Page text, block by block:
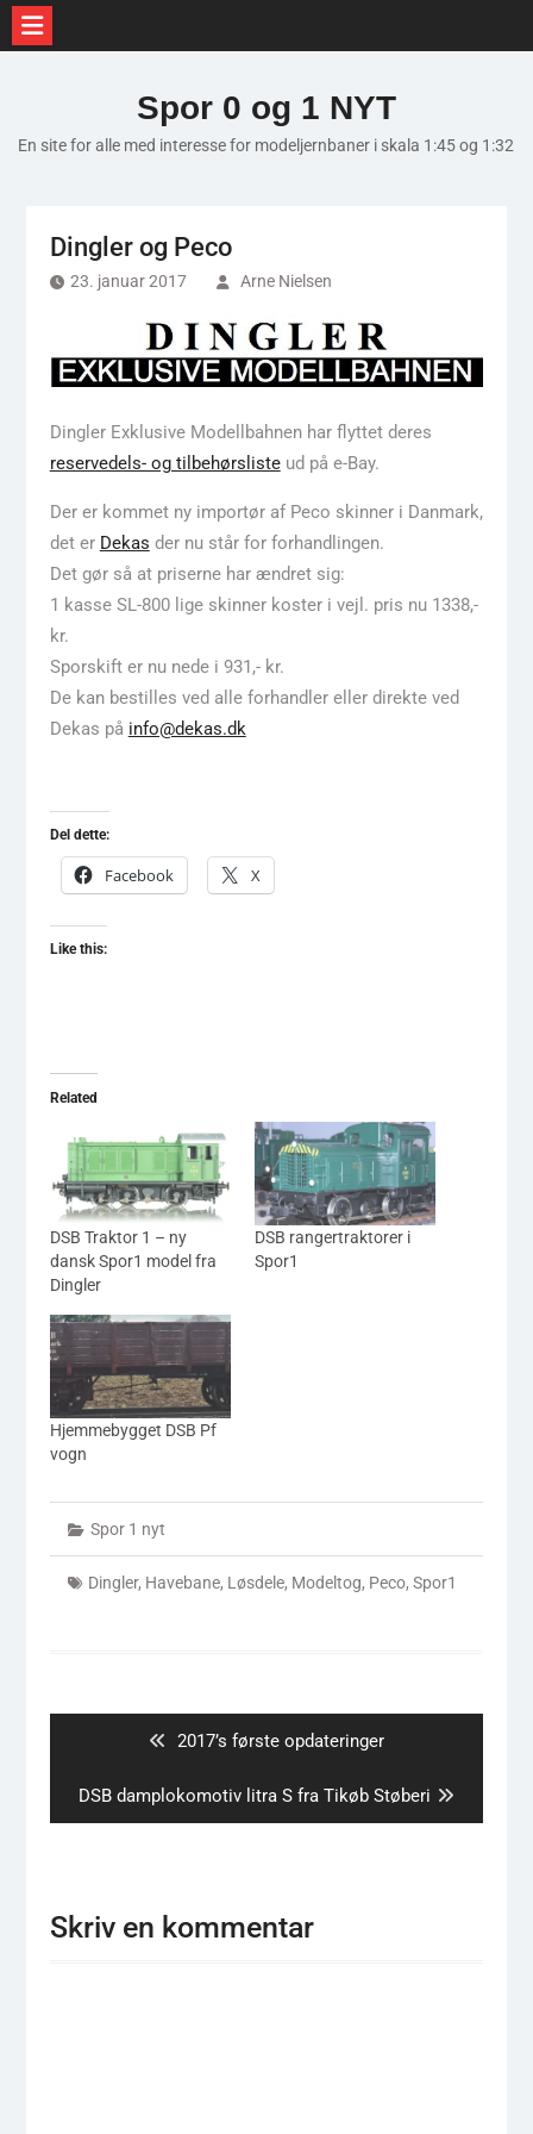
Spor 0 og 1 NYT
En site for alle med interesse for modeljernbaner i skala 1:45 og 1:32
Dingler og Peco
23. januar 2017 Arne Nielsen
Dingler Exklusive Modellbahnen har flyttet deres
reservedels- og tilbehørslisteud på e-Bay.
Der er kommet ny importør af Peco skinner i Danmark,
det er Dekas der nu står for forhandlingen.
Det gør så at priserne har ændret sig:
1 kasse SL-800 lige skinner koster i vejl. pris nu 1338,-
kr.
Sporskift er nu nede i 931,- kr.
De kan bestilles ved alle forhandler eller direkte ved
Dekas på info@dekas.dk
Del dette:
Facebook X
Like this:
Related
DSB Traktor 1 – ny
dansk Spor1 model fra
Dingler
DSB rangertraktorer i
Spor1
Hjemmebygget DSB Pf
vogn
Spor 1 nyt
Dingler, Havebane, Løsdele, Modeltog, Peco, Spor1
Previous
2017’s første opdateringer
Next
post:
DSB damplokomotiv litra S fra Tikøb Støberi
Skriv en kommentar